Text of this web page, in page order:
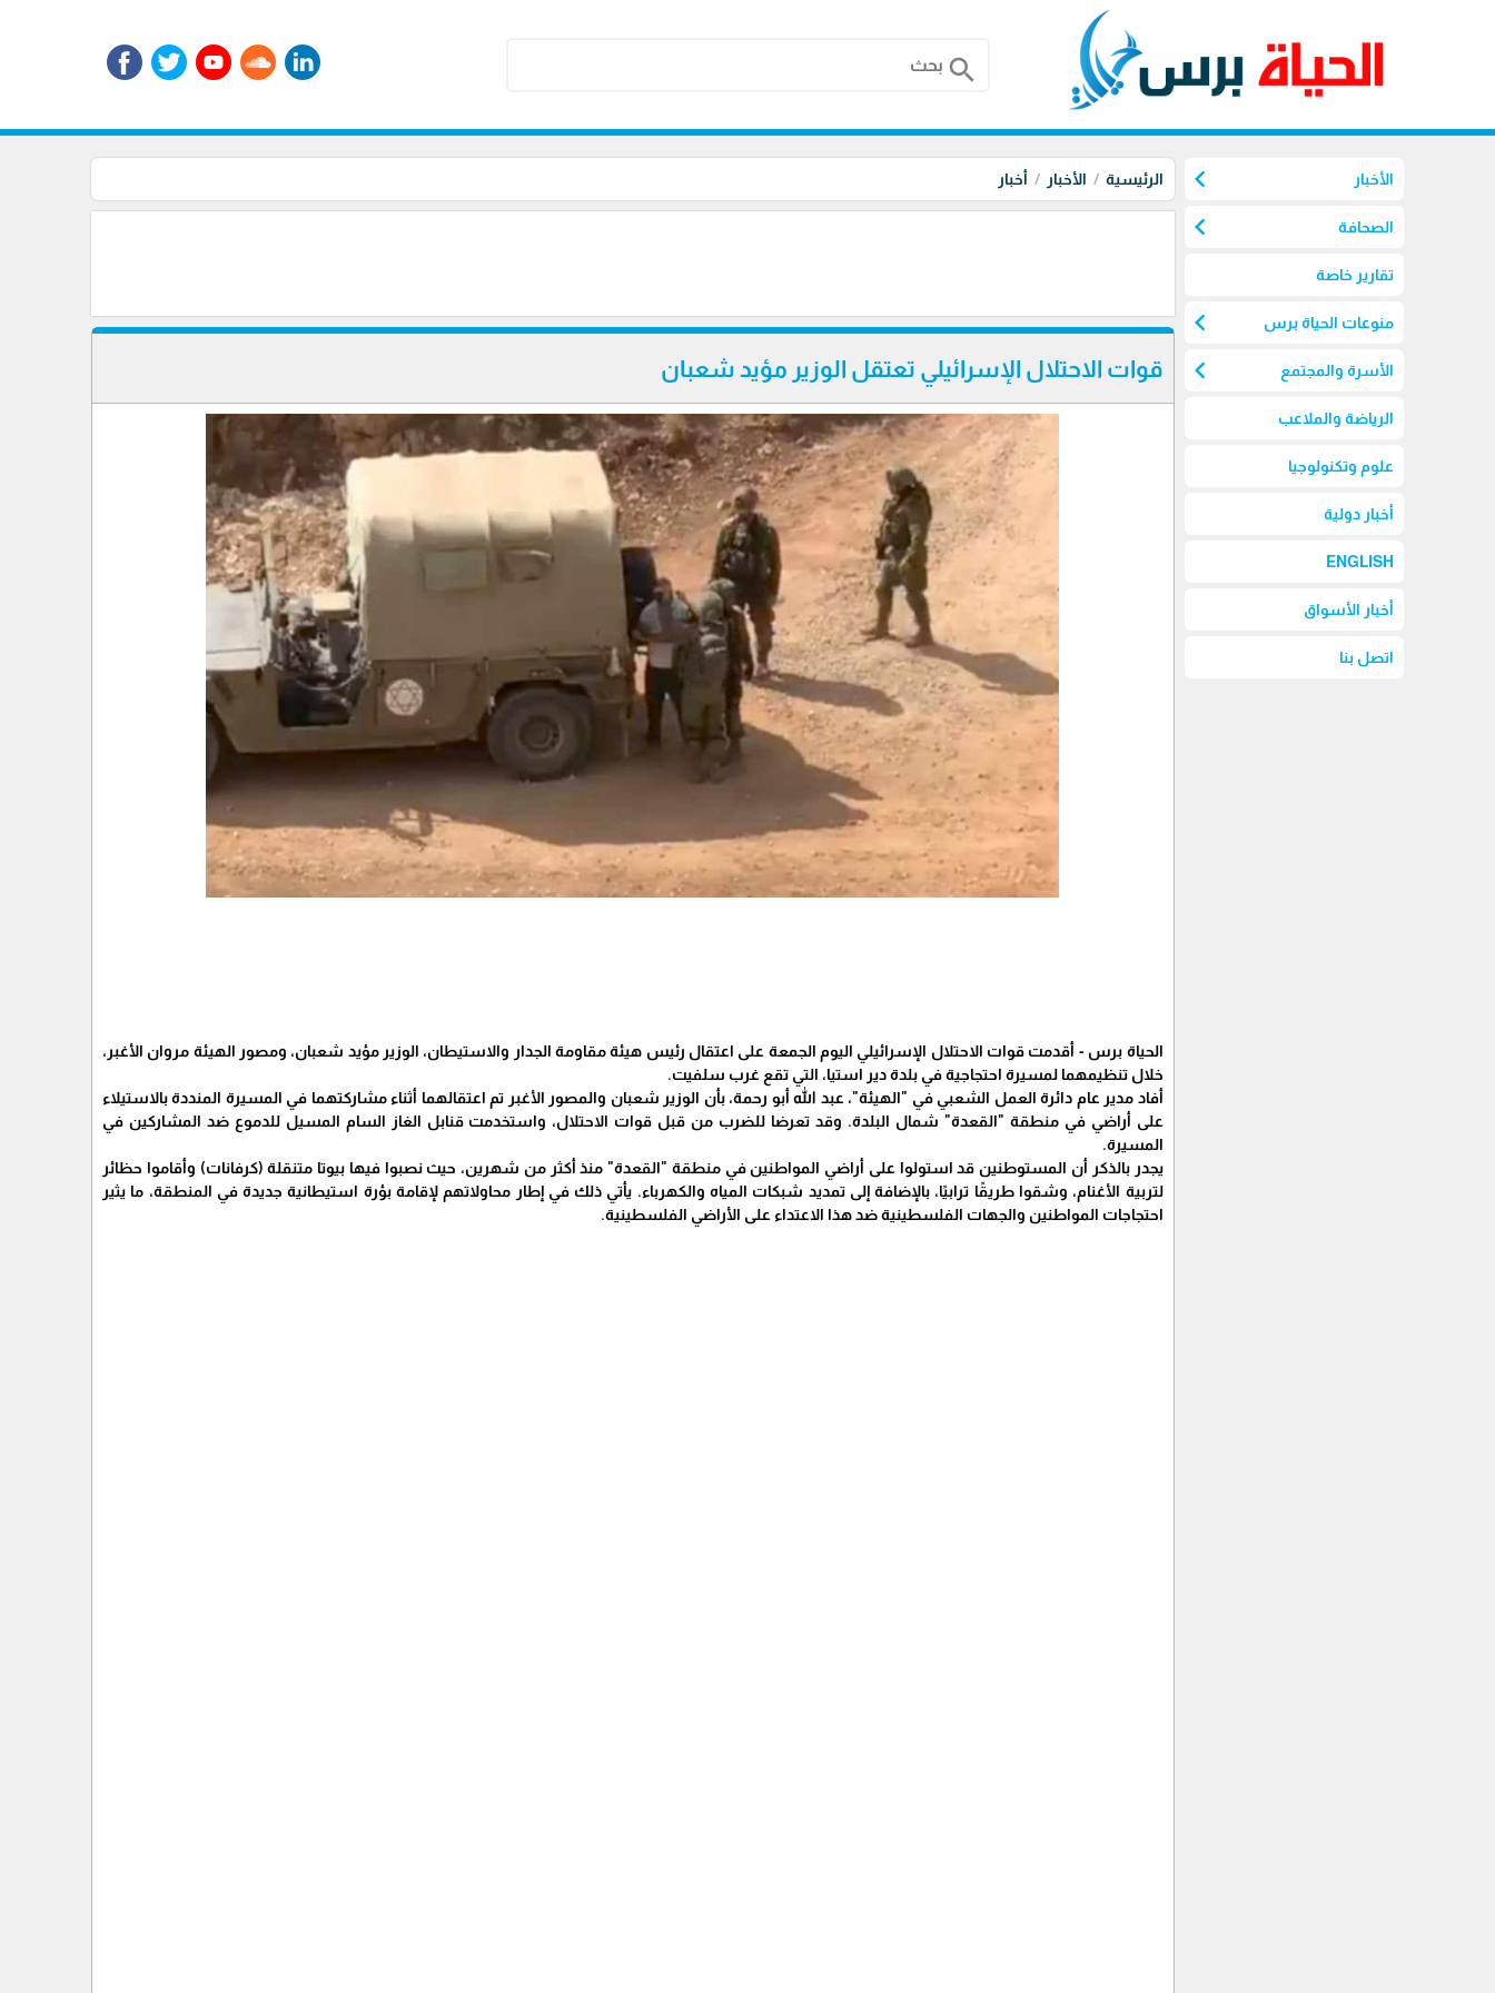
search
الأخبار chevron_left
الصحافة chevron_left
تقارير خاصة
منوعات الحياة برس chevron_left
الأسرة والمجتمع chevron_left
الرياضة والملاعب
علوم وتكنولوجيا
أخبار دولية
ENGLISH
أخبار الأسواق
اتصل بنا
الرئيسية الأخبار أخبار
قوات الاحتلال الإسرائيلي تعتقل الوزير مؤيد شعبان
الحياة برس - أقدمت قوات الاحتلال الإسرائيلي اليوم الجمعة على اعتقال رئيس هيئة مقاومة الجدار والاستيطان، الوزير مؤيد شعبان، ومصور الهيئة مروان الأغبر،
خلال تنظيمهما لمسيرة احتجاجية في بلدة دير استيا، التي تقع غرب سلفيت.
أفاد مدير عام دائرة العمل الشعبي في "الهيئة"، عبد الله أبو رحمة، بأن الوزير شعبان والمصور الأغبر تم اعتقالهما أثناء مشاركتهما في المسيرة المنددة بالاستيلاء
على أراضي في منطقة "القعدة" شمال البلدة. وقد تعرضا للضرب من قبل قوات الاحتلال، واستخدمت قنابل الغاز السام المسيل للدموع ضد المشاركين في
المسيرة.
يجدر بالذكر أن المستوطنين قد استولوا على أراضي المواطنين في منطقة "القعدة" منذ أكثر من شهرين، حيث نصبوا فيها بيوتا متنقلة (كرفانات) وأقاموا حظائر
لتربية الأغنام، وشقوا طريقًا ترابيًا، بالإضافة إلى تمديد شبكات المياه والكهرباء. يأتي ذلك في إطار محاولاتهم لإقامة بؤرة استيطانية جديدة في المنطقة، ما يثير
احتجاجات المواطنين والجهات الفلسطينية ضد هذا الاعتداء على الأراضي الفلسطينية.